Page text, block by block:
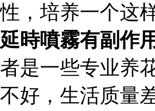
性，培养一个这
延時噴霧有副作
者是一些专业养
不好，生活质量